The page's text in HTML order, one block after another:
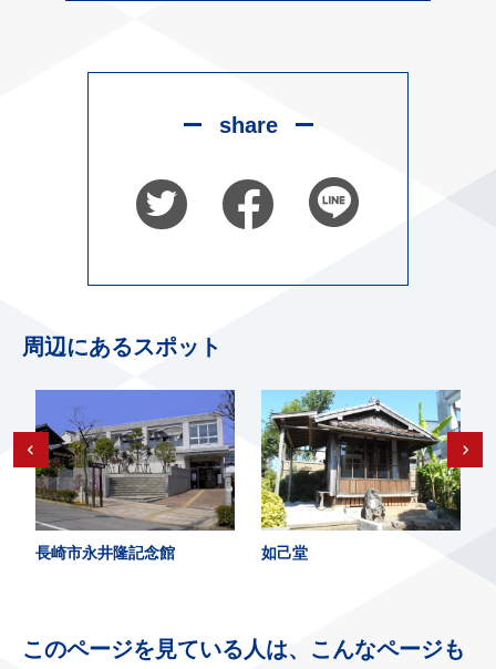
share
周辺にあるスポット
長崎市永井隆記念館 如己堂
このページを見ている人は、こんなページも